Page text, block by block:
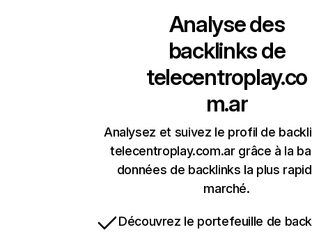
Analyse des
backlinks de
telecentroplay.co
m.ar
Analysez et suivez le profil de
telecentroplay.com.ar grâce à la
données de backlinks la plus
marché.
Découvrez le portefeuille de